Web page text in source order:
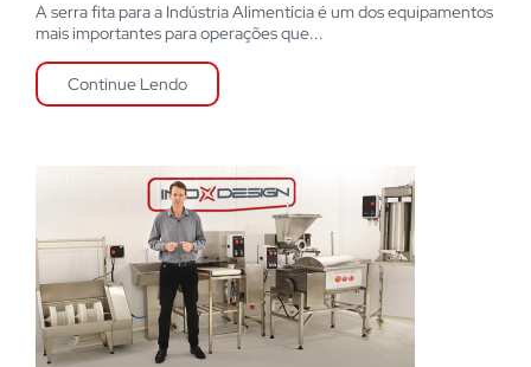
A serra fita para a Indústria Alimentícia é um dos equipamentos
mais importantes para operações que...
Continue Lendo